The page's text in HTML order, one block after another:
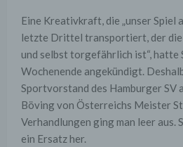
Eine Kreativkraft, die „unser Spiel
letzte Drittel transportiert, der
und selbst torgefährlich ist“, hatte
Wochenende angekündigt.
Sportvorstand des Hamburger SV
Böving von Österreichs Meister
Verhandlungen ging man leer aus.
ein Ersatz her.